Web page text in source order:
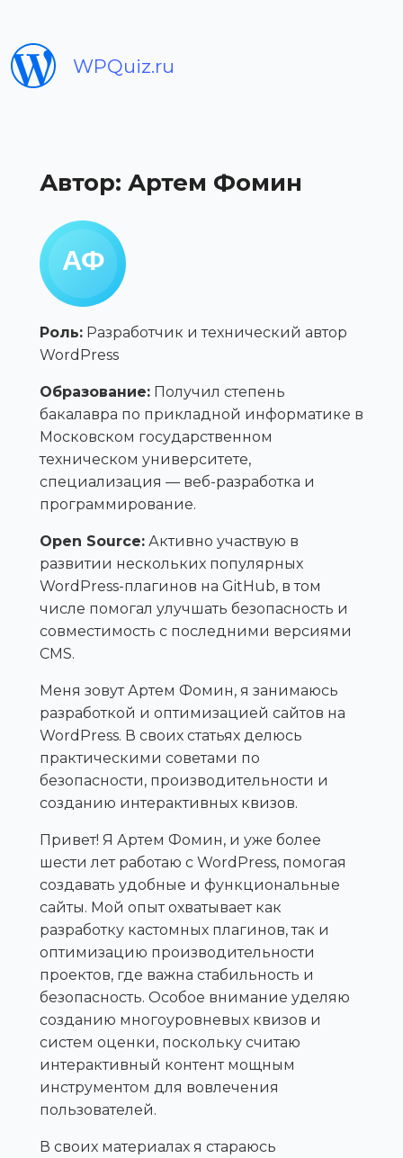
WPQuiz.ru
Автор: Артем Фомин
Роль: Разработчик и технический автор
WordPress
Образование: Получил степень
бакалавра по прикладной информатике в
Московском государственном
техническом университете,
специализация — веб-разработка и
программирование.
Open Source: Активно участвую в
развитии нескольких популярных
WordPress-плагинов на GitHub, в том
числе помогал улучшать безопасность и
совместимость с последними версиями
CMS.
Меня зовут Артем Фомин, я занимаюсь
разработкой и оптимизацией сайтов на
WordPress. В своих статьях делюсь
практическими советами по
безопасности, производительности и
созданию интерактивных квизов.
Привет! Я Артем Фомин, и уже более
шести лет работаю с WordPress, помогая
создавать удобные и функциональные
сайты. Мой опыт охватывает как
разработку кастомных плагинов, так и
оптимизацию производительности
проектов, где важна стабильность и
безопасность. Особое внимание уделяю
созданию многоуровневых квизов и
систем оценки, поскольку считаю
интерактивный контент мощным
инструментом для вовлечения
пользователей.
В своих материалах я стараюсь